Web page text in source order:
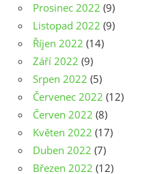
Prosinec 2022 (9)
Listopad 2022 (9)
Říjen 2022 (14)
Září 2022 (9)
Srpen 2022 (5)
Červenec 2022 (12)
Červen 2022 (8)
Květen 2022 (17)
Duben 2022 (7)
Březen 2022 (12)